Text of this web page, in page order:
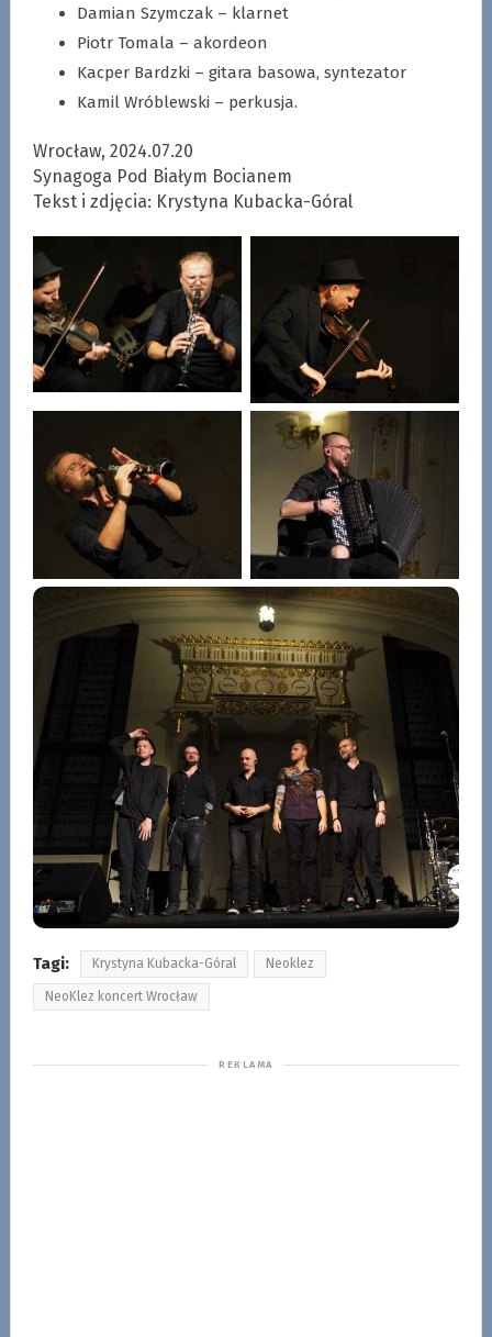
Damian Szymczak – klarnet
Piotr Tomala – akordeon
Kacper Bardzki – gitara basowa, syntezator
Kamil Wróblewski – perkusja.
Wrocław, 2024.07.20
Synagoga Pod Białym Bocianem
Tekst i zdjęcia: Krystyna Kubacka-Góral
Tagi: Krystyna Kubacka-Góral Neoklez
NeoKlez koncert Wrocław